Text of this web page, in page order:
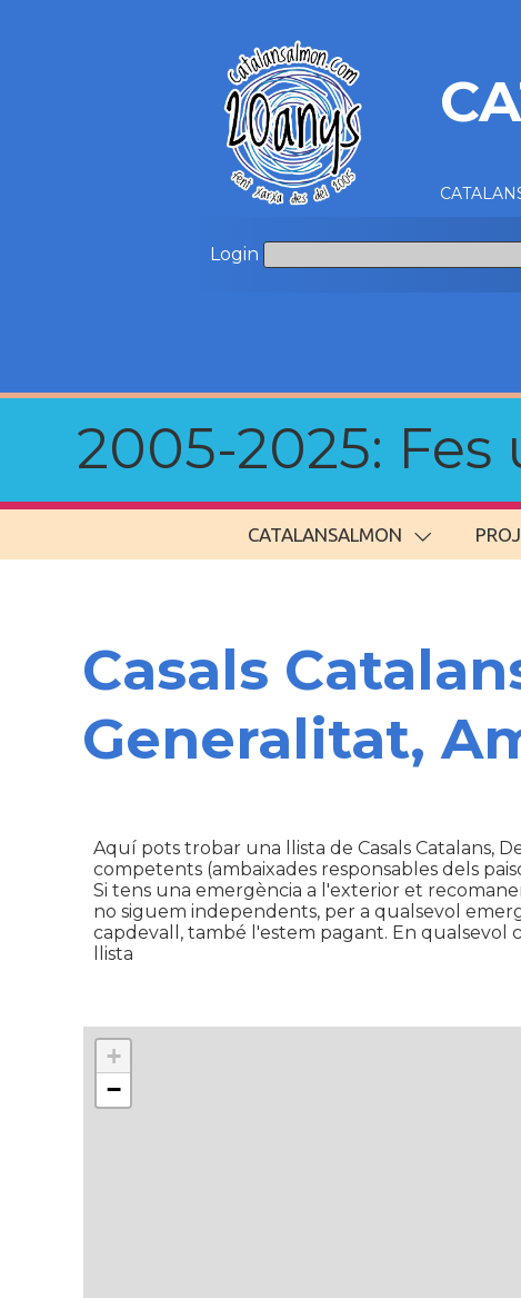
Login
2005-2025:
CATALANSALMON
Casals
Generalitat,
Aquí pots trobar una llista de Casals Catalans,
competents (ambaixades responsables dels
Si tens una emergència a l'exterior et
no siguem independents, per a qualsevol
capdevall, també l'estem pagant. En qualsevol
llista
+
−